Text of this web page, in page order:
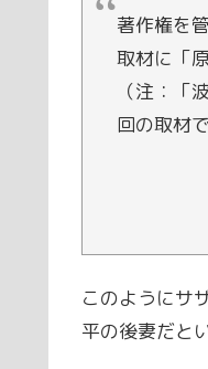
著作権を
取材に「
（注：「
回の取材
このようにサ
平の後妻だと